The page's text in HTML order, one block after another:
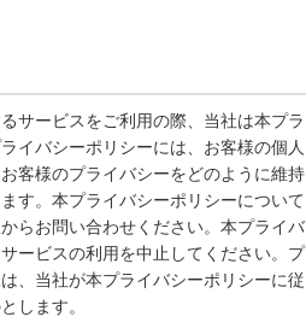
サービスをご利用の際、当社は本プラ
イバシーポリシーには、お客様の個人
客様のプライバシーをどのように維持
す。本プライバシーポリシーについて
らお問い合わせください。本プライバ
ービスの利用を中止してください。プ
、当社が本プライバシーポリシーに従
します。